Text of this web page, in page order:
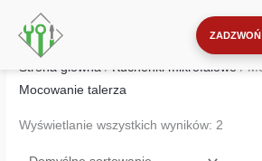
Przejdź
Strona główna / Kuchenki mikrofalowe /
Mocowanie talerza
Wyświetlanie wszystkich wyników: 2